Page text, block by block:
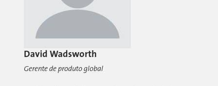
David Wadsworth
Gerente de produto global